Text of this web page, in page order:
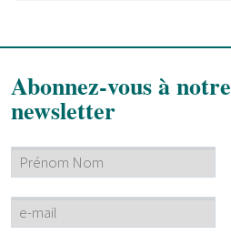
Abonnez-vous à notre
newsletter